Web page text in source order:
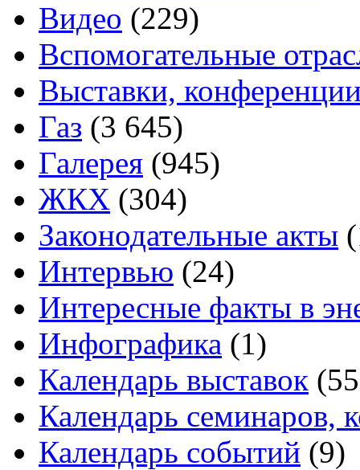
Видео (229)
Вспомогательные
Выставки,
Газ (3 645)
Галерея (945)
ЖКХ (304)
Законодательные акты
Интервью (24)
Интересные факты в
Инфографика (1)
Календарь выставок
Календарь семинаров,
Календарь событий (9)